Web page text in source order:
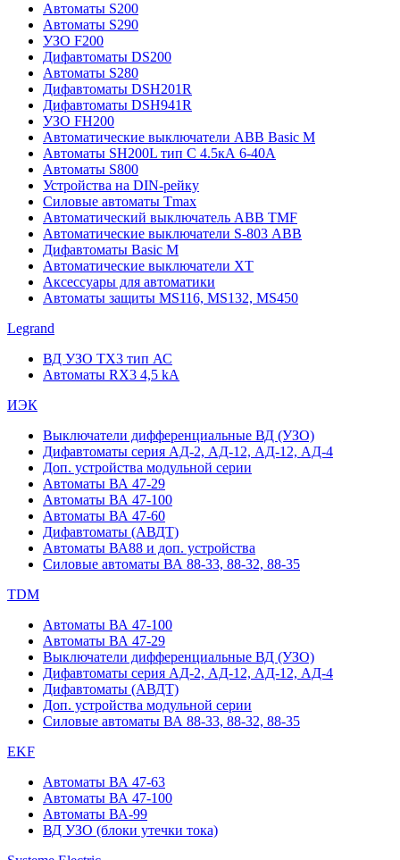
Автоматы S200
Автоматы S290
УЗО F200
Дифавтоматы DS200
Автоматы S280
Дифавтоматы DSH201R
Дифавтоматы DSH941R
УЗО FH200
Автоматические выключатели ABB Basic M
Автоматы SH200L тип С 4.5кА 6-40А
Автоматы S800
Устройства на DIN-рейку
Силовые автоматы Tmax
Автоматический выключатель ABB TMF
Автоматические выключатели S-803 АВВ
Дифавтоматы Basic M
Автоматические выключатели XT
Аксессуары для автоматики
Автоматы защиты MS116, MS132, MS450
Legrand
ВД УЗО TX3 тип АС
Автоматы RX3 4,5 kA
ИЭК
Выключатели дифференциальные ВД (УЗО)
Дифавтоматы серия АД-2, АД-12, АД-12, АД-4
Доп. устройства модульной серии
Автоматы ВА 47-29
Автоматы ВА 47-100
Автоматы ВА 47-60
Дифавтоматы (АВДТ)
Автоматы ВА88 и доп. устройства
Силовые автоматы ВА 88-33, 88-32, 88-35
TDM
Автоматы ВА 47-100
Автоматы ВА 47-29
Выключатели дифференциальные ВД (УЗО)
Дифавтоматы серия АД-2, АД-12, АД-12, АД-4
Дифавтоматы (АВДТ)
Доп. устройства модульной серии
Силовые автоматы ВА 88-33, 88-32, 88-35
EKF
Автоматы ВА 47-63
Автоматы ВА 47-100
Автоматы ВА-99
ВД УЗО (блоки утечки тока)